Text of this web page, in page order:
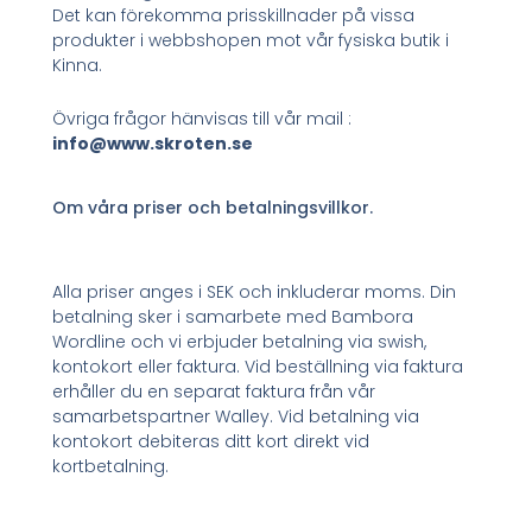
Det kan förekomma prisskillnader på vissa
produkter i webbshopen mot vår fysiska butik i
Kinna.
Övriga frågor hänvisas till vår mail :
info@www.skroten.se
Om våra priser och betalningsvillkor.
Alla priser anges i SEK och inkluderar moms. Din
betalning sker i samarbete med Bambora
Wordline och vi erbjuder betalning via swish,
kontokort eller faktura. Vid beställning via faktura
erhåller du en separat faktura från vår
samarbetspartner Walley. Vid betalning via
kontokort debiteras ditt kort direkt vid
kortbetalning.